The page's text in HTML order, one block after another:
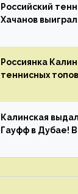
Российский
Хачанов выиграл
Россиянка
теннисных
рейтинга
Калинская
Гауфф в Дубае!
Свёнтек